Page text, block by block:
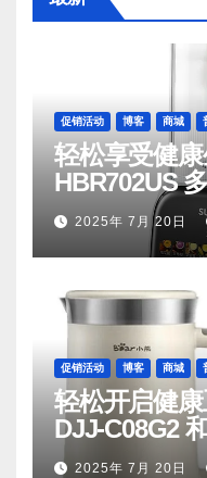
促销活动 博客 商城
轻松享受健
HBR702US
2025年 7月 20日
促销活动 博客 商城
轻松开启健
DJJ‑C08G2
DJ06M‑D53
2025年 7月 20日